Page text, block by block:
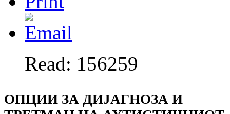
Read: 156259
ОПЦИИ ЗА ДИЈАГНОЗА И